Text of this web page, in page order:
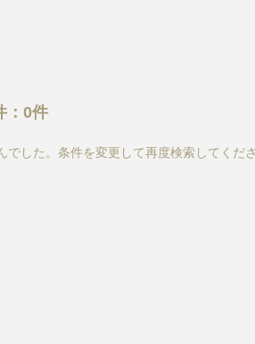
：0件
した。条件を変更して再度検索してくださ